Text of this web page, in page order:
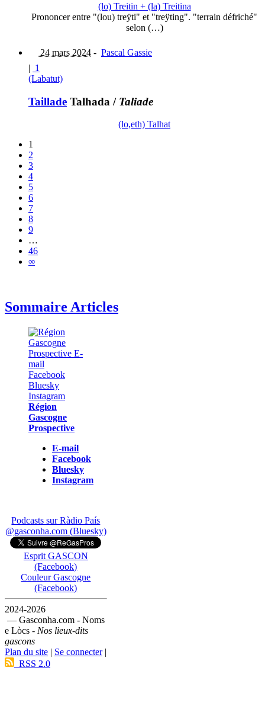
(lo) Treitin + (la) Treitina
Prononcer entre "(lou) treÿti" et "treÿting". "terrain défriché"
selon (…)
24 mars 2024 - Pascal Gassie
| 1
(Labatut)
Taillade Talhada / Taliade
(lo,eth) Talhat
1
2
3
4
5
6
7
8
9
…
46
∞
Sommaire Articles
Région
Gascogne
Prospective
E-mail
Facebook
Bluesky
Instagram
Podcasts sur Ràdio País
@gasconha.com (Bluesky)
Esprit GASCON
(Facebook)
Couleur Gascogne
(Facebook)
2024-2026
— Gasconha.com - Noms
e Lòcs - Nos lieux-dits
gascons
Plan du site | Se connecter|
RSS 2.0